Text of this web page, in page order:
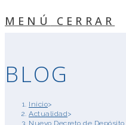
MENÚ CERRAR
BLOG
Inicio>
Actualidad>